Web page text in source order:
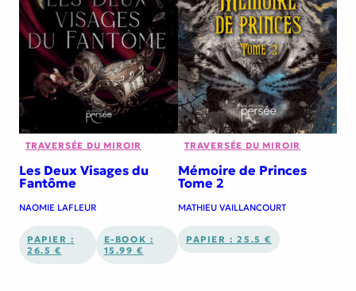
TRAVERSÉE DU MIROIR
Les Deux Visages du
Fantôme
NAOMIE LAFLEUR
PAPIER :
26.5 €
E-BOOK :
15.99 €
TRAVERSÉE DU MIROIR
Mémoire de Princes
Tome 2
MATHIEU VAILLANCOURT
PAPIER : 25.5 €